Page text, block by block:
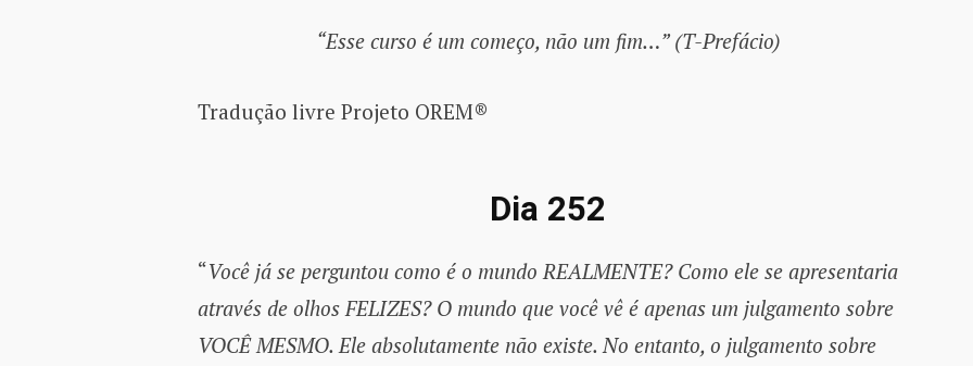
“Esse curso é um começo, não um fim…” (T-Prefácio)
Tradução livre Projeto OREM®
Dia 252
“Você já se perguntou como é o mundo REALMENTE? Como ele se apresentaria
através de olhos FELIZES? O mundo que você vê é apenas um julgamento sobre
VOCÊ MESMO. Ele absolutamente não existe. No entanto, o julgamento sobre